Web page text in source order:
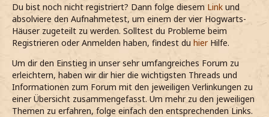
Du bist noch nicht registriert? Dann folge diesem Link und
absolviere den Aufnahmetest, um einem der vier Hogwarts-
Häuser zugeteilt zu werden. Solltest du Probleme beim
Registrieren oder Anmelden haben, findest du hierHilfe.
Um dir den Einstieg in unser sehr umfangreiches Forum zu
erleichtern, haben wir dir hier die wichtigsten Threads und
Informationen zum Forum mit den jeweiligen Verlinkungen zu
einer Übersicht zusammengefasst. Um mehr zu den jeweiligen
Themen zu erfahren, folge einfach den entsprechenden Links.